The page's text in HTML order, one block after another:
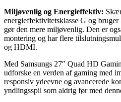
Miljøvenlig og Energieffektiv:
energieffektivitetsklasse G og
gør den mere miljøvenlig. Den er
montering og har flere
og HDMI.
Med Samsungs 27″ Quad HD
udforske en verden af gaming med
responsiv ydeevne og avancerede
yndlingsspil som aldrig før med